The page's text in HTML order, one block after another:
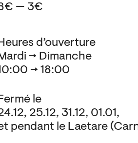
d’ouverture
→ Dimanche
→ 18:00
le
25.12, 31.12, 01.01,
pendant le Laetare
— 3€